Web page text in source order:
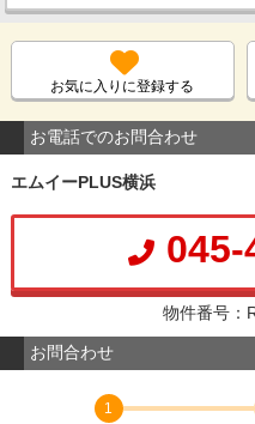
お気に入りに登録する
お電話でのお問合わせ
エムイーPLUS横浜
045-
物件番号：
お問合わせ
1